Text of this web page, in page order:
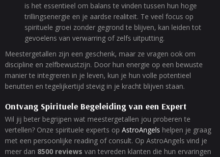
is het essentieel om balans te vinden tussen hun hoge
trillingsenergie en je aardse realiteit. Te veel focus op
spirituele groei zonder gegrond te blijven, kan leiden tot
gevoelens van verwarring of zelfs uitputting.
Meestergetallen zijn een geschenk, maar ze vragen ook om
discipline en zelfbewustzijn. Door hun energie op een bewuste
manier te integreren in je leven, kun je hun volle potentieel
benutten en tegelijkertijd stevig in je kracht blijven staan.
Ontvang Spirituele Begeleiding van een Expert
Wil jij beter begrijpen wat meestergetallen jou proberen te
vertellen? Onze spirituele experts op AstroAngels helpen je graag
met een persoonlijke reading of consult. Op AstroAngels vind je
meer dan 8500 reviews van tevreden klanten die hun ervaringen